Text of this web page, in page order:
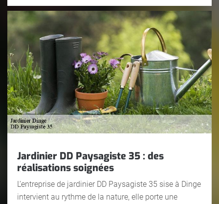
Jardinier DD Paysagiste 35 : des
réalisations soignées
L’entreprise de jardinier DD Paysagiste 35 sise à Dinge
intervient au rythme de la nature, elle porte une